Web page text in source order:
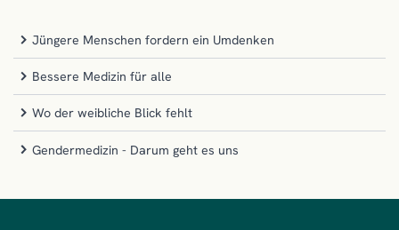
Jüngere Menschen fordern ein Umdenken
Bessere Medizin für alle
Wo der weibliche Blick fehlt
Gendermedizin - Darum geht es uns